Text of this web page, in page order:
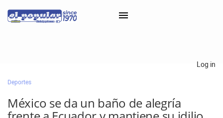
Classifieds
Categorías
Log in
Deportes
México se da un baño de alegría